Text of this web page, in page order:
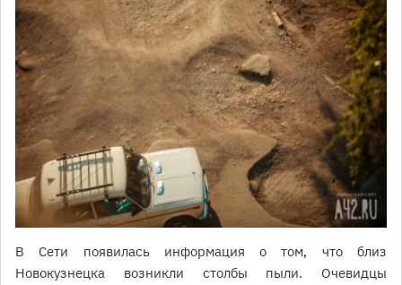
В Сети появилась информация о том, что близ
Новокузнецка возникли столбы пыли. Очевидцы